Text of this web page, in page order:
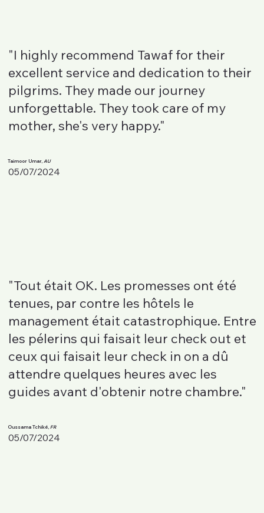
"I highly recommend Tawaf for their
excellent service and dedication to their
pilgrims. They made our journey
unforgettable. They took care of my
mother, she's very happy."
Taimoor Umar, AU
05/07/2024
"Tout était OK. Les promesses ont été
tenues, par contre les hôtels le
management était catastrophique. Entre
les pélerins qui faisait leur check out et
ceux qui faisait leur check in on a dû
attendre quelques heures avec les
guides avant d'obtenir notre chambre."
Oussama Tchiké, FR
05/07/2024